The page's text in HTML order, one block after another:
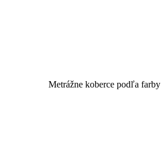
Metrážne koberce podľa farby